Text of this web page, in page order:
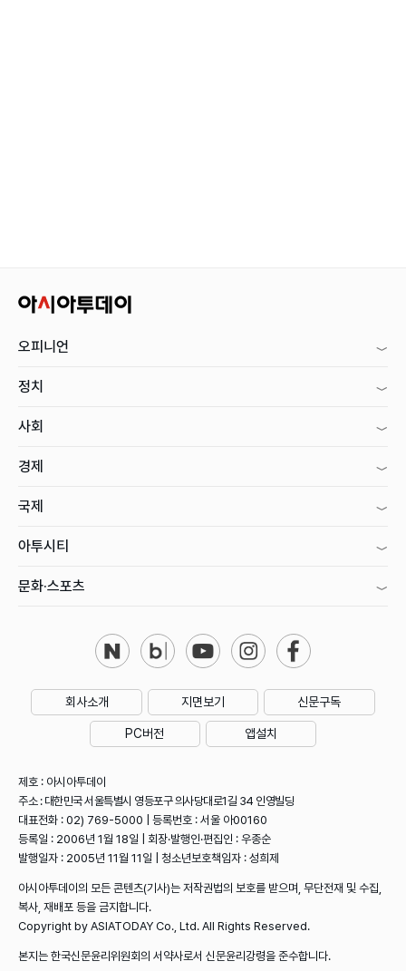
오피니언
정치
사회
경제
국제
아투시티
문화·스포츠
회사소개 지면보기 신문구독
PC버전 앱설치
제호 : 아시아투데이
주소 : 대한민국 서울특별시 영등포구 의사당대로1길 34 인영빌딩
대표전화 : 02) 769-5000 | 등록번호 : 서울 아00160
등록일 : 2006년 1월 18일 | 회장·발행인·편집인 : 우종순
발행일자 : 2005년 11월 11일 | 청소년보호책임자 : 성희제
아시아투데이의 모든 콘텐츠(기사)는 저작권법의 보호를 받으며, 무단전재 및 수집,
복사, 재배포 등을 금지합니다.
Copyright by ASIATODAY Co., Ltd. All Rights Reserved.
본지는 한국신문윤리위원회의 서약사로서 신문윤리강령을 준수합니다.